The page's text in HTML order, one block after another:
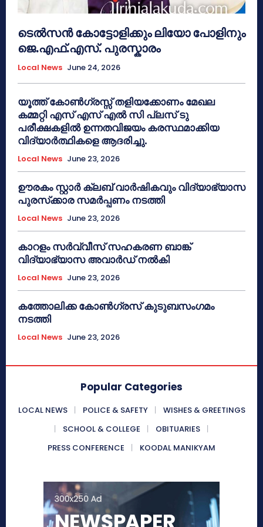
ടെൽസൻ കോട്ടോളിക്കും ലിയോ പോളിനും
ജെ.എഫ്.എസ്. പുരസ്കാരം
Local News June 24, 2026
യൂത്ത് കോൺഗ്രസ്സ് തളിയക്കോണം മേഖല
കമ്മറ്റി എസ് എസ് എൽ സി പ്ലസ് ടു
പരീക്ഷകളിൽ ഉന്നതവിജയം കരസ്ഥമാക്കിയ
വിദ്യാർത്ഥികളെ ആദരിച്ചു.
Local News June 23, 2026
ഊരകം സ്റ്റാർ ക്ലബ് വാർഷികവും വിദ്യാഭ്യാസ
പുരസ്‌ക്കാര സമർപ്പണം നടത്തി
Local News June 23, 2026
കാറളം സർവ്വീസ് സഹകരണ ബാങ്ക്
വിദ്യാഭ്യാസ അവാർഡ് നൽകി
Local News June 23, 2026
കത്തോലിക്ക കോൺഗ്രസ് കുടുബസംഗമം
നടത്തി
Local News June 23, 2026
Popular Categories
LOCAL NEWS POLICE & SAFETY
WISHES & GREETINGS
SCHOOL & COLLEGE
OBITUARIES
PRESS CONFERENCE
KOODAL MANIKYAM